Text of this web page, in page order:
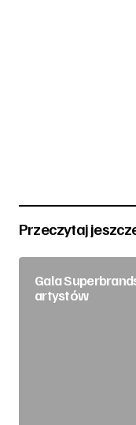
Przeczytaj
Gala
artystów